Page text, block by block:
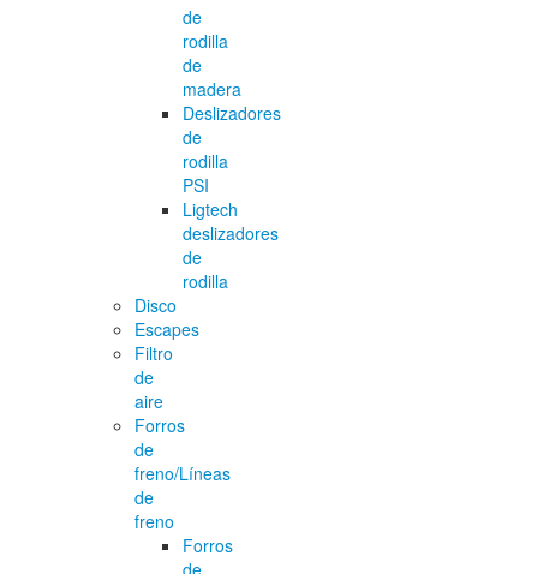
de
rodilla
de
madera
Deslizadores
de
rodilla
PSI
Ligtech
deslizadores
de
rodilla
Disco
Escapes
Filtro
de
aire
Forros
de
freno/Líneas
de
freno
Forros
de